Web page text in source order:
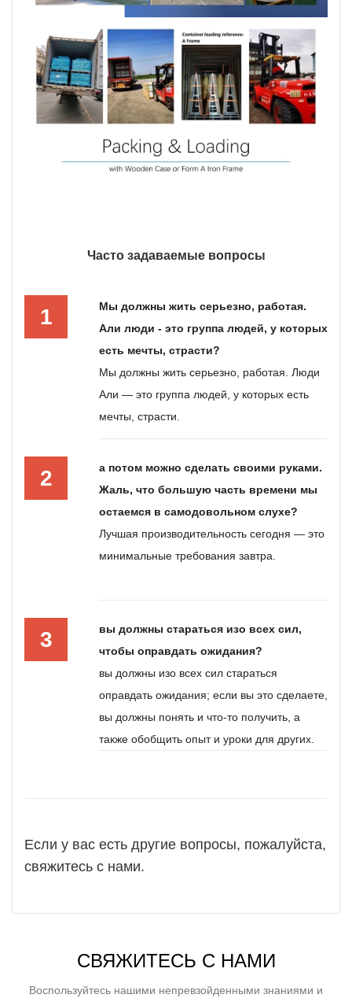
Часто задаваемые вопросы
1
Мы должны жить серьезно, работая.
Али люди - это группа людей, у которых
есть мечты, страсти?
Мы должны жить серьезно, работая. Люди
Али — это группа людей, у которых есть
мечты, страсти.
2
а потом можно сделать своими руками.
Жаль, что большую часть времени мы
остаемся в самодовольном слухе?
Лучшая производительность сегодня — это
минимальные требования завтра.
3
вы должны стараться изо всех сил,
чтобы оправдать ожидания?
вы должны изо всех сил стараться
оправдать ожидания; если вы это сделаете,
вы должны понять и что-то получить, а
также обобщить опыт и уроки для других.
Если у вас есть другие вопросы, пожалуйста,
свяжитесь с нами.
СВЯЖИТЕСЬ С НАМИ
Воспользуйтесь нашими непревзойденными знаниями и